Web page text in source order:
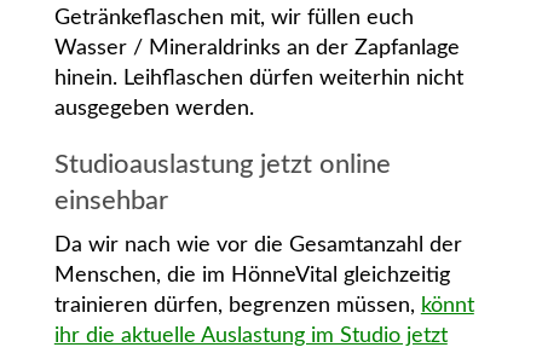
Getränkeflaschen mit, wir füllen euch
Wasser / Mineraldrinks an der Zapfanlage
hinein. Leihflaschen dürfen weiterhin nicht
ausgegeben werden.
Studioauslastung jetzt online
einsehbar
Da wir nach wie vor die Gesamtanzahl der
Menschen, die im HönneVital gleichzeitig
trainieren dürfen, begrenzen müssen, könnt
ihr die aktuelle Auslastung im Studio jetzt